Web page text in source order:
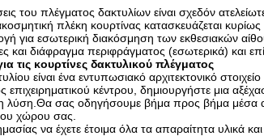
του πλέγματος δακτυλίων είναι σχεδόν
πλέκη κουρτίνας κατασκευάζεται
για εσωτερική διακόσμηση των εκθεσιακών
και διάφραγμα περιφράγματος (εσωτερικά) και
τις κουρτίνες δακτυλικού πλέγματος
είναι ένα εντυπωσιακό αρχιτεκτονικό
επιχειρηματικού κέντρου, δημιουργήστε μια
σας οδηγήσουμε βήμα προς βήμα μέσα από
χώρου σας.
να έχετε έτοιμα όλα τα απαραίτητα υλικά